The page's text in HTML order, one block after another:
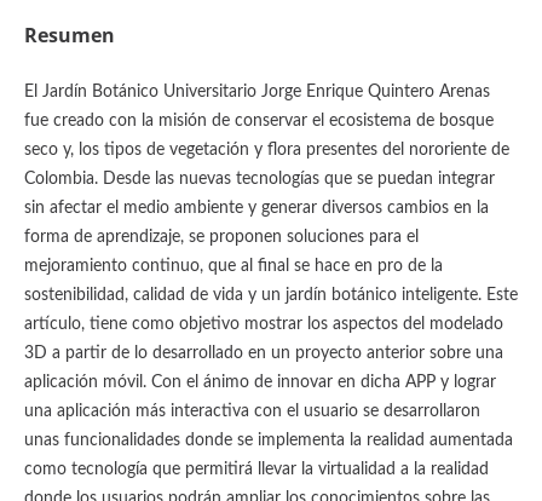
Resumen
El Jardín Botánico Universitario Jorge Enrique Quintero Arenas
fue creado con la misión de conservar el ecosistema de bosque
seco y, los tipos de vegetación y flora presentes del nororiente de
Colombia. Desde las nuevas tecnologías que se puedan integrar
sin afectar el medio ambiente y generar diversos cambios en la
forma de aprendizaje, se proponen soluciones para el
mejoramiento continuo, que al final se hace en pro de la
sostenibilidad, calidad de vida y un jardín botánico inteligente. Este
artículo, tiene como objetivo mostrar los aspectos del modelado
3D a partir de lo desarrollado en un proyecto anterior sobre una
aplicación móvil. Con el ánimo de innovar en dicha APP y lograr
una aplicación más interactiva con el usuario se desarrollaron
unas funcionalidades donde se implementa la realidad aumentada
como tecnología que permitirá llevar la virtualidad a la realidad